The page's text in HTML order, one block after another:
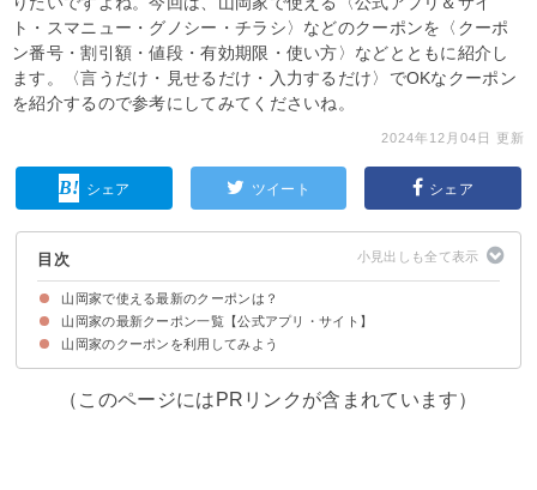
ト・スマニュー・グノシー・チラシ〉などのクーポンを〈クーポ
ン番号・割引額・値段・有効期限・使い方〉などとともに紹介し
ます。〈言うだけ・見せるだけ・入力するだけ〉でOKなクーポン
を紹介するので参考にしてみてくださいね。
2024年12月04日 更新
シェア ツイート シェア
目次
山岡家で使える最新のクーポンは？
山岡家の最新クーポン一覧【公式アプリ・サイト】
【終了済み】バタートッピング無料（70円～80円→無料）
【終了済み】海苔5枚トッピング無料（140円→無料）
【終了済み】メンマ トッピング無料（120円→無料）
【終了済み】極太メンマ トッピング無料（120円～140円 →無料）
【終了済み】味付け玉子トッピング無料（120円→無料）
【終了済み】味付け玉子トッピング無料（120円～140円→無料）
【終了済み】味付け玉子トッピング無料（140円→無料）
【終了済み】ネギトッピング無料（120円→無料）
【終了済み】薬味ネギトッピング無料（70円～80円→無料）
【終了済み】コロチャーシュー6個（120円→無料）
【終了済み】チャーシュー1個（120円～→無料）
【終了済み】コロチャーシュー6個（140円→無料）
【終了済み】メンマ トッピング無料（140円→無料）
【終了済み】薬味ネギトッピング無料（140円→無料）
餃子1皿無料（350円→無料）
山岡家のクーポンを利用してみよう
（このページにはPRリンクが含まれています）